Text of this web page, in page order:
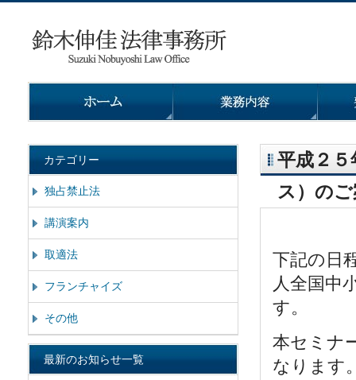
平成２
ス）の
下記の日
人全国中
す。
本セミナ
なります
カテゴリー
独占禁止法
講演案内
取適法
フランチャイズ
その他
最新のお知らせ一覧